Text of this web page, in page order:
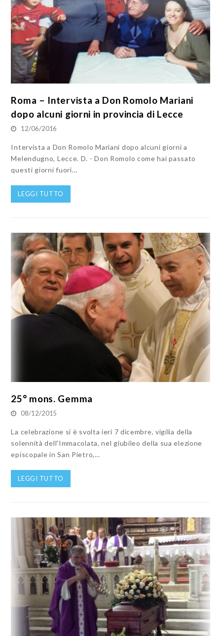
Roma – Intervista a Don Romolo Mariani
dopo alcuni giorni in provincia di Lecce
12/06/2016
Intervista a Don Romolo Mariani dopo alcuni giorni a
Melendugno, Lecce. D. - Don Romolo come hai passato
questi giorni fuori…
LEGGI TUTTO
25° mons. Gemma
08/12/2015
La celebrazione si è svolta ieri 7 dicembre, vigilia della
solennità dell'Immacolata, nel giubileo della sua elezione
episcopale in San Pietro,…
LEGGI TUTTO